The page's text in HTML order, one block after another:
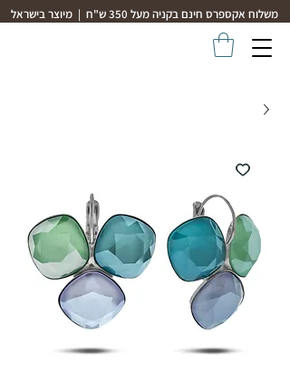
משלוח אקספרס חינם בקניה מעל 350 ש"ח | מיוצר בישראל